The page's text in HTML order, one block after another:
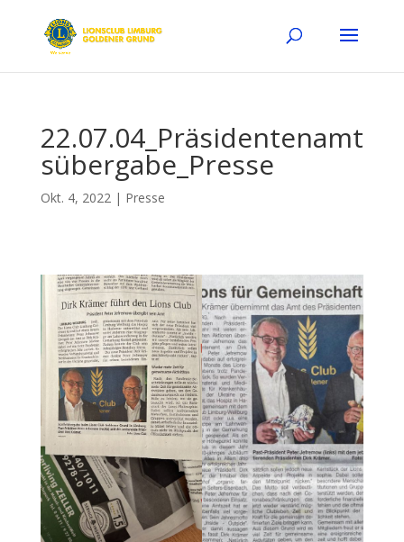
22.07.04_Präsidentenamt
sübergabe_Presse
Okt. 4, 2022| Presse